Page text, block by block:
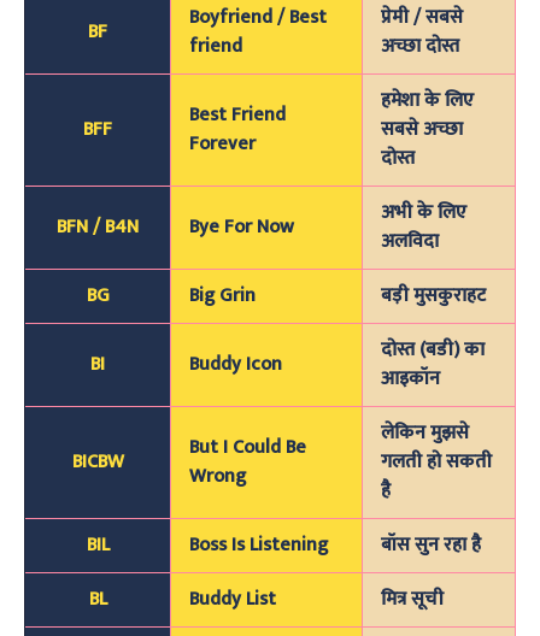
BF
Boyfriend / Best
friend
प्रेमी / सबसे
अच्छा दोस्त
BFF
Best Friend
Forever
हमेशा के लिए
सबसे अच्छा
दोस्त
BFN / B4N Bye For Now
अभी के लिए
अलविदा
BG
Big Grin बड़ी मुसकुराहट
BI Buddy Icon
दोस्त (बडी) का
आइकॉन
BICBW
But I Could Be
Wrong
लेकिन मुझसे
गलती हो सकती
है
BIL
Boss Is Listening
बॉस सुन रहा है
BL
Buddy List
मित्र सूची